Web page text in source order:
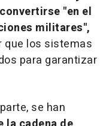
"en el
militares",
que los sistemas
para garantizar
se han